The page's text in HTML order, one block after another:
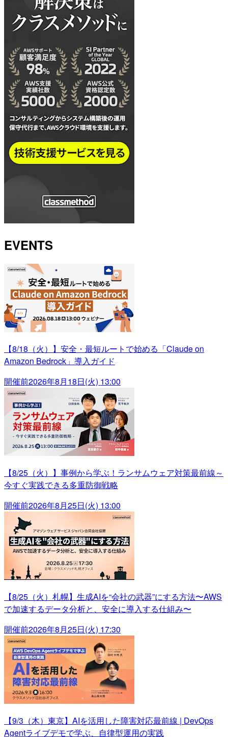
EVENTS
【8/18（火）】安全・最短ルートで始める「Claude on
Amazon Bedrock」導入ガイド
開催前2026年8月18日(火) 13:00
【8/25（火）】事例から学ぶ！ランサムウェア対策最前線～
今すぐ実践できる多重防御戦略
開催前2026年8月25日(火) 13:00
【8/25（火）札幌】生成AIを“会社の武器”にする方法〜AWS
で加速するデータ分析と、安全に導入する仕組み〜
開催前2026年8月25日(火) 17:30
【9/3（木）東京】AIを活用した障害対応最前線 | DevOps
Agentライブデモで学ぶ、自律型運用の実践